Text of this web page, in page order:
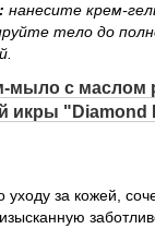
нанесите крем-
тело до
мыло с маслом
икры "Diamond
уходу за кожей,